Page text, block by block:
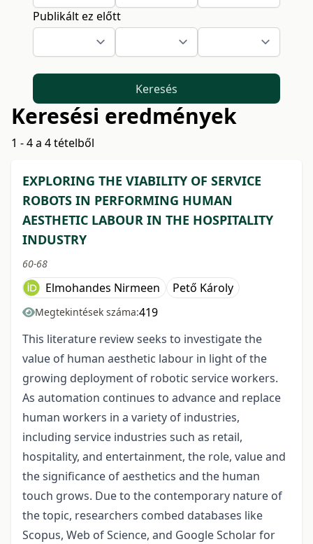
Publikált ez előtt
Keresés
Keresési eredmények
1 - 4 a 4 tételből
EXPLORING THE VIABILITY OF SERVICE
ROBOTS IN PERFORMING HUMAN
AESTHETIC LABOUR IN THE HOSPITALITY
INDUSTRY
60-68
Elmohandes Nirmeen Pető Károly
Megtekintések száma:419
This literature review seeks to investigate the
value of human aesthetic labour in light of the
growing deployment of robotic service workers.
As automation continues to advance and replace
human workers in a variety of industries,
including service industries such as retail,
hospitality, and entertainment, the role, value and
the significance of aesthetics and the human
touch grows. Due to the contemporary nature of
the topic, researchers combed databases like
Scopus, Web of Science, and Google Scholar for